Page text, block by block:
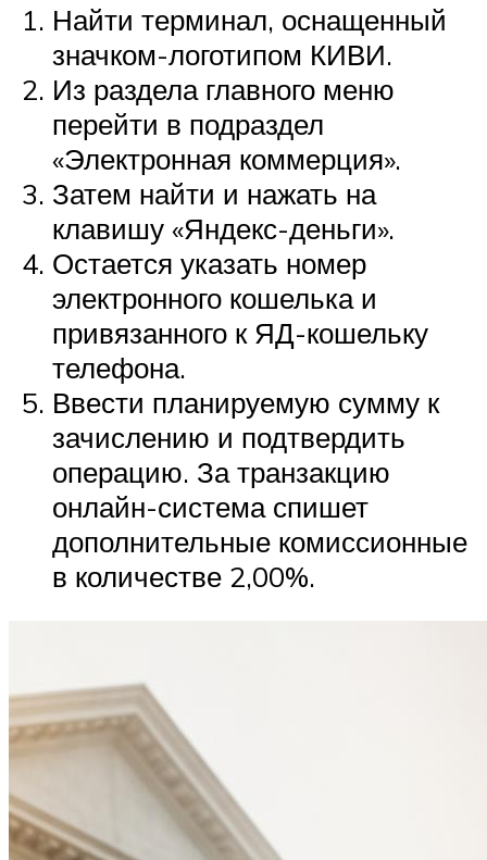
Найти терминал, оснащенный
значком-логотипом КИВИ.
Из раздела главного меню
перейти в подраздел
«Электронная коммерция».
Затем найти и нажать на
клавишу «Яндекс-деньги».
Остается указать номер
электронного кошелька и
привязанного к ЯД-кошельку
телефона.
Ввести планируемую сумму к
зачислению и подтвердить
операцию. За транзакцию
онлайн-система спишет
дополнительные комиссионные
в количестве 2,00%.